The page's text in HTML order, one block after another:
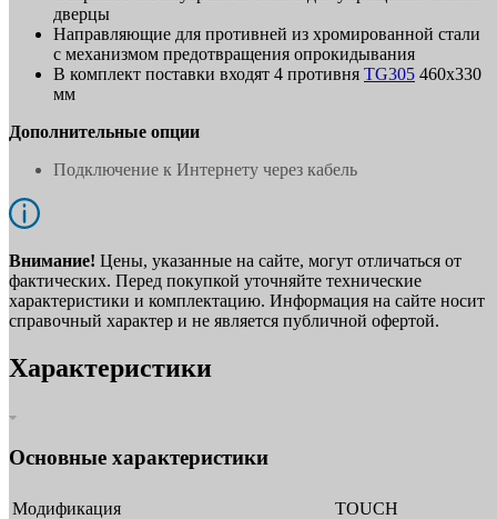
дверцы
Направляющие для противней из хромированной стали
с механизмом предотвращения опрокидывания
В комплект поставки входят 4 противня TG305 460х330
мм
Дополнительные опции
Подключение к Интернету через кабель
Внимание! Цены, указанные на сайте, могут отличаться от
фактических. Перед покупкой уточняйте технические
характеристики и комплектацию. Информация на сайте носит
справочный характер и не является публичной офертой.
Характеристики
Основные характеристики
Модификация
TOUCH